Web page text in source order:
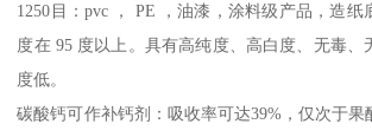
1250目：pvc ， PE ，油漆，涂料级产品，造纸
度在 95 度以上。具有高纯度、高白度、无毒、
度低。
碳酸钙可作补钙剂：吸收率可达39%，仅次于果